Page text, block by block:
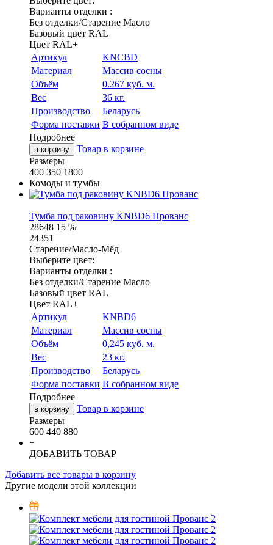
Варианты отделки :
Без отделки/Старение Масло
Базовый цвет RAL
Цвет RAL+
Артикул
KNCBD
Материал
Массив сосны
Объём
0.267 куб. м.
Вес
36 кг.
Производство
Беларусь
Форма поставки В собранном виде
Подробнее
в корзину
Товар в корзине
Размеры
400 350 1800
Комоды и тумбы
Тумба под раковину KNBD6 Прованс
28648 15 %
24351
Старение/Масло-Мёд
Выберите цвет:
Варианты отделки :
Без отделки/Старение Масло
Базовый цвет RAL
Цвет RAL+
Артикул
KNBD6
Материал
Массив сосны
Объём
0,245 куб. м.
Вес
23 кг.
Производство
Беларусь
Форма поставки В собранном виде
Подробнее
в корзину
Товар в корзине
Размеры
600 440 880
+
ДОБАВИТЬ ТОВАР
Добавить все товары в корзину
Другие модели этой коллекции